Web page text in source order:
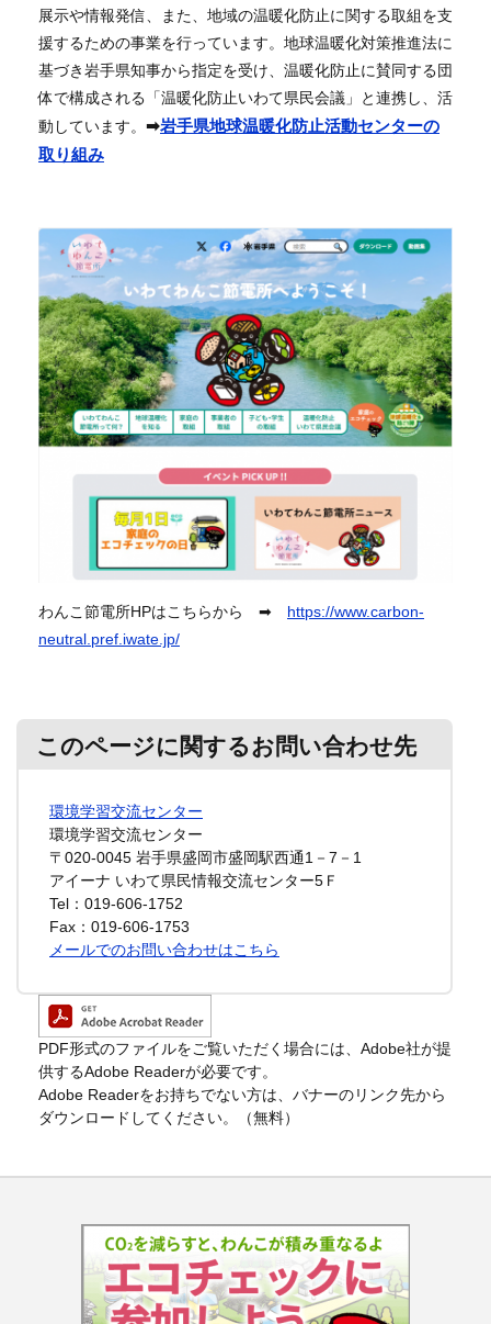
展示や情報発信、また、地域の温暖化防止に関する取組を支
援するための事業を行っています。地球温暖化対策推進法に
基づき岩手県知事から指定を受け、温暖化防止に賛同する団
体で構成される「温暖化防止いわて県民会議」と連携し、活
動しています。 ➡岩手県地球温暖化防止活動センターの
取り組み
わんこ節電所HPはこちらから ➡ https://www.carbon-
neutral.pref.iwate.jp/
このページに関するお問い合わせ先
環境学習交流センター
環境学習交流センター
〒020-0045 岩手県盛岡市盛岡駅西通1－7－1
アイーナ いわて県民情報交流センター5Ｆ
Tel：019-606-1752
Fax：019-606-1753
メールでのお問い合わせはこちら
PDF形式のファイルをご覧いただく場合には、Adobe社が提
供するAdobe Readerが必要です。
Adobe Readerをお持ちでない方は、バナーのリンク先から
ダウンロードしてください。（無料）